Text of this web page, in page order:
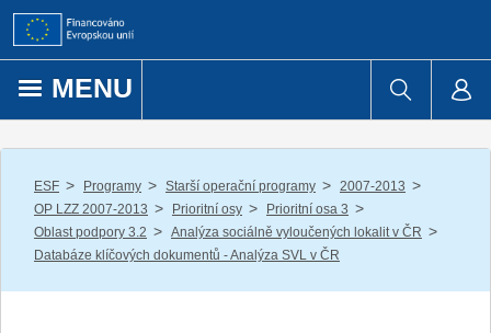
Přejít k obsahu
MENU
ESF / Programy / Starší operační programy / 2007-2013 /
OP LZZ 2007-2013 / Prioritní osy / Prioritní osa 3 /
Oblast podpory 3.2 / Analýza sociálně vyloučených lokalit v ČR /
Databáze klíčových dokumentů - Analýza SVL v ČR